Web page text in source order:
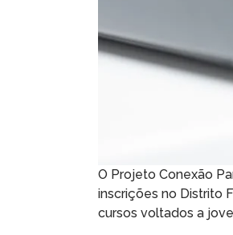
O Projeto Conexão
inscrições no Distrito
cursos voltados a